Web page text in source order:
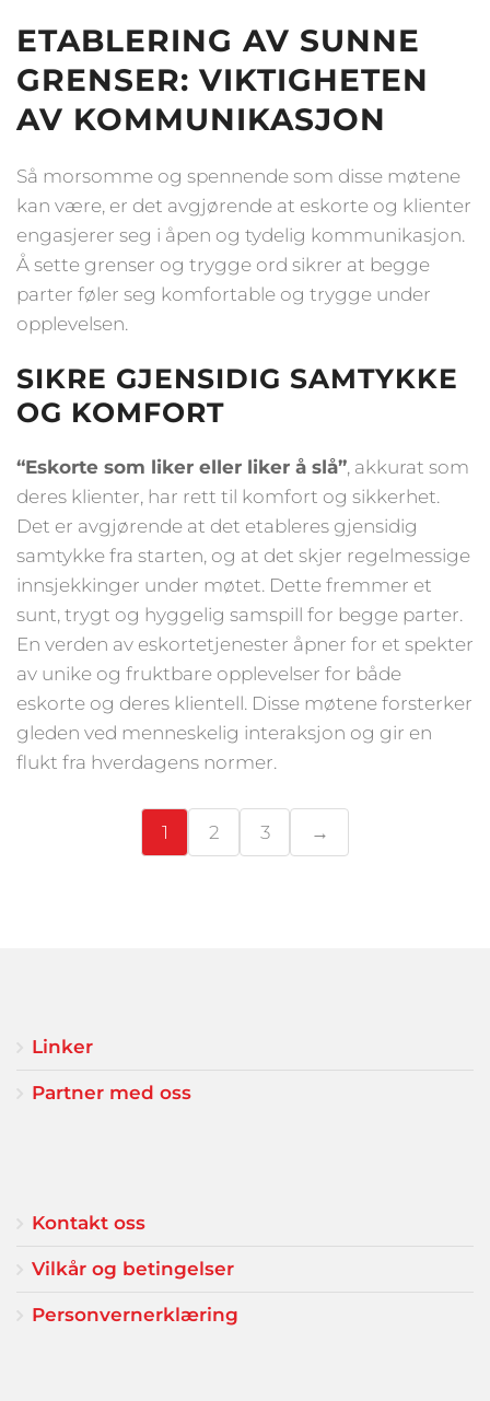
ETABLERING AV SUNNE
GRENSER: VIKTIGHETEN
AV KOMMUNIKASJON
Så morsomme og spennende som disse møtene
kan være, er det avgjørende at eskorte og klienter
engasjerer seg i åpen og tydelig kommunikasjon.
Å sette grenser og trygge ord sikrer at begge
parter føler seg komfortable og trygge under
opplevelsen.
SIKRE GJENSIDIG SAMTYKKE
OG KOMFORT
“Eskorte som liker eller liker å slå”, akkurat som
deres klienter, har rett til komfort og sikkerhet.
Det er avgjørende at det etableres gjensidig
samtykke fra starten, og at det skjer regelmessige
innsjekkinger under møtet. Dette fremmer et
sunt, trygt og hyggelig samspill for begge parter.
En verden av eskortetjenester åpner for et spekter
av unike og fruktbare opplevelser for både
eskorte og deres klientell. Disse møtene forsterker
gleden ved menneskelig interaksjon og gir en
flukt fra hverdagens normer.
1 2 3 →
Linker
Partner med oss
Kontakt oss
Vilkår og betingelser
Personvernerklæring